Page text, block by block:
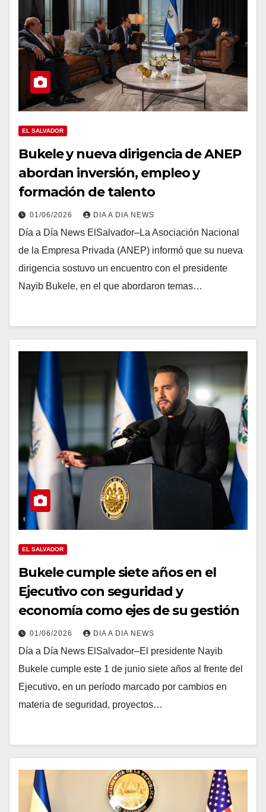
EL SALVADOR
Bukele y nueva dirigencia de ANEP
abordan inversión, empleo y
formación de talento
01/06/2026 DIA A DIA NEWS
Día a Día News ElSalvador–La Asociación Nacional
de la Empresa Privada (ANEP) informó que su nueva
dirigencia sostuvo un encuentro con el presidente
Nayib Bukele, en el que abordaron temas…
EL SALVADOR
Bukele cumple siete años en el
Ejecutivo con seguridad y
economía como ejes de su gestión
01/06/2026 DIA A DIA NEWS
Día a Día News ElSalvador–El presidente Nayib
Bukele cumple este 1 de junio siete años al frente del
Ejecutivo, en un período marcado por cambios en
materia de seguridad, proyectos…